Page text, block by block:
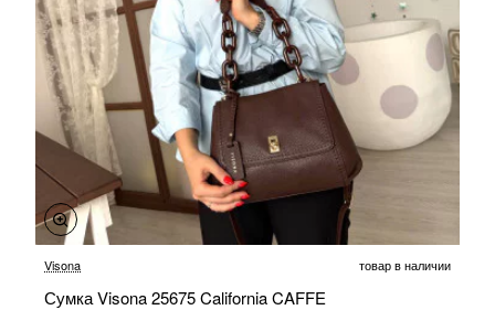
-20%
Visona товар в наличии
Сумка Visona 25675 California CAFFE